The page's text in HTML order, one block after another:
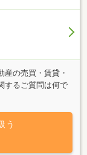
待ち申し上げま
産の売買・賃貸・
するご質問は何で
う